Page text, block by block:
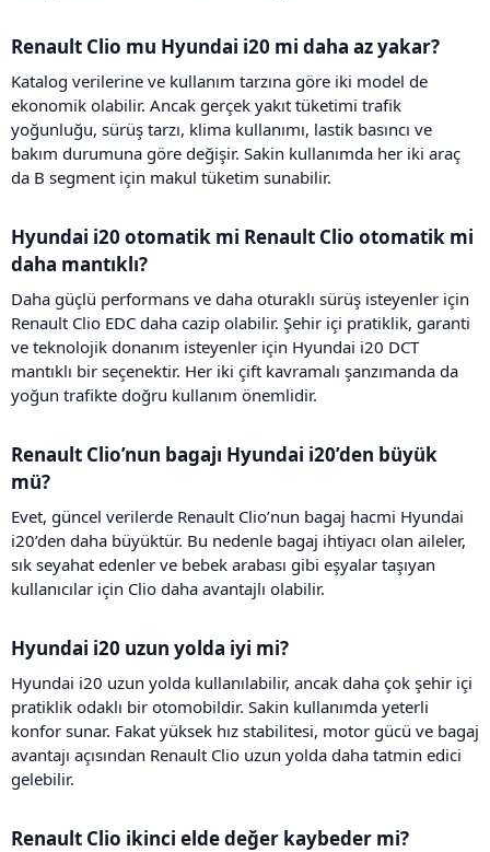
Renault Clio mu Hyundai i20 mi daha az yakar?​
Katalog verilerine ve kullanım tarzına göre iki model de
ekonomik olabilir. Ancak gerçek yakıt tüketimi trafik
yoğunluğu, sürüş tarzı, klima kullanımı, lastik basıncı ve
bakım durumuna göre değişir. Sakin kullanımda her iki araç
da B segment için makul tüketim sunabilir.
Hyundai i20 otomatik mi Renault Clio otomatik mi
daha mantıklı?​
Daha güçlü performans ve daha oturaklı sürüş isteyenler için
Renault Clio EDC daha cazip olabilir. Şehir içi pratiklik, garanti
ve teknolojik donanım isteyenler için Hyundai i20 DCT
mantıklı bir seçenektir. Her iki çift kavramalı şanzımanda da
yoğun trafikte doğru kullanım önemlidir.
Renault Clio’nun bagajı Hyundai i20’den büyük
mü?​
Evet, güncel verilerde Renault Clio’nun bagaj hacmi Hyundai
i20’den daha büyüktür. Bu nedenle bagaj ihtiyacı olan aileler,
sık seyahat edenler ve bebek arabası gibi eşyalar taşıyan
kullanıcılar için Clio daha avantajlı olabilir.
Hyundai i20 uzun yolda iyi mi?​
Hyundai i20 uzun yolda kullanılabilir, ancak daha çok şehir içi
pratiklik odaklı bir otomobildir. Sakin kullanımda yeterli
konfor sunar. Fakat yüksek hız stabilitesi, motor gücü ve bagaj
avantajı açısından Renault Clio uzun yolda daha tatmin edici
gelebilir.
Renault Clio ikinci elde değer kaybeder mi?​